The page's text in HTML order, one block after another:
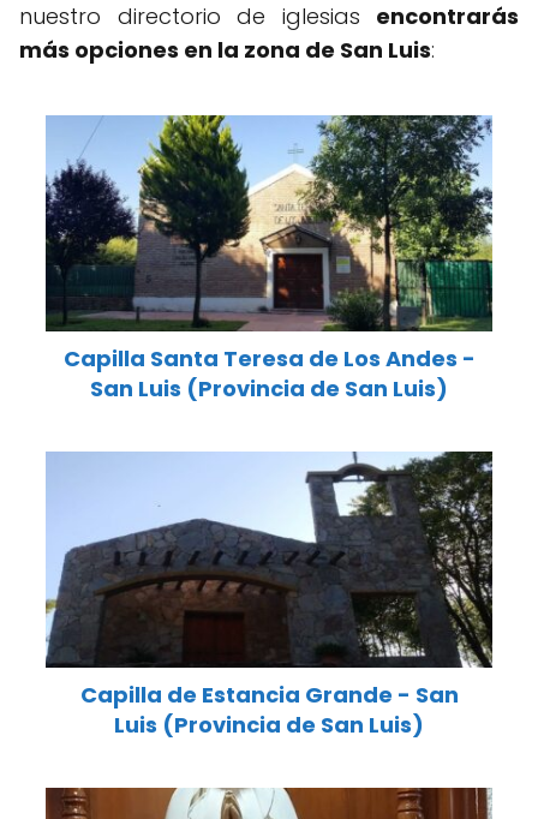
nuestro directorio de iglesias encontrarás
más opciones en la zona de San Luis:
Capilla Santa Teresa de Los Andes -
San Luis (Provincia de San Luis)
Capilla de Estancia Grande - San
Luis (Provincia de San Luis)